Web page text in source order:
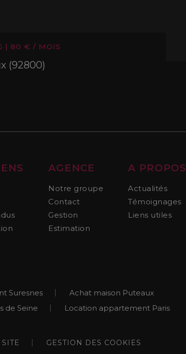
| 80 € / MOIS
(92800)
AGENCE
Notre groupe
Contact
Gestion
Estimation
A PROPOS
Actualités
Témoignages
Liens utiles
Suresnes
Achat maison Puteaux
de Seine Location appartement Paris
GESTION DES COOKIES